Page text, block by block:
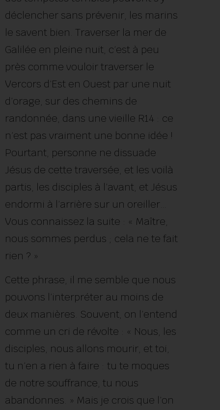
déclencher sans prévenir, les marins
le savent bien. Traverser la mer de
Galilée en pleine nuit, c’est à peu
près comme vouloir traverser le
Vercors d’Est en Ouest par une nuit
d’orage, sur des chemins de
randonnée, dans une vieille R14 : ce
n’est pas vraiment une bonne idée !
Pourtant, personne ne dissuade
Jésus de cette traversée, et les voilà
partis, les disciples à l’avant, et Jésus
endormi à l’arrière sur un oreiller…
Vous connaissez la suite : « Maître,
nous sommes perdus ; cela ne te fait
rien ? »
Cette phrase, il me semble que nous
pouvons l’interpréter au moins de
deux manières. Souvent, on l’entend
comme un cri de révolte : « Nous, les
disciples, nous allons mourir, et toi,
tu n’en a rien à faire : tu te moques
de notre souffrance, tu nous
abandonnes. » Mais je crois que l’on